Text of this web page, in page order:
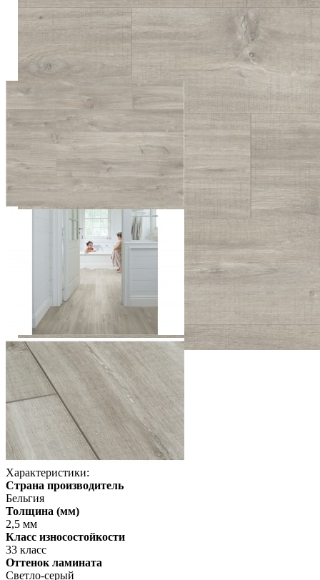
Характеристики:
Страна производитель
Бельгия
Толщина (мм)
2,5 мм
Класс износостойкости
33 класс
Оттенок ламината
Светло-серый